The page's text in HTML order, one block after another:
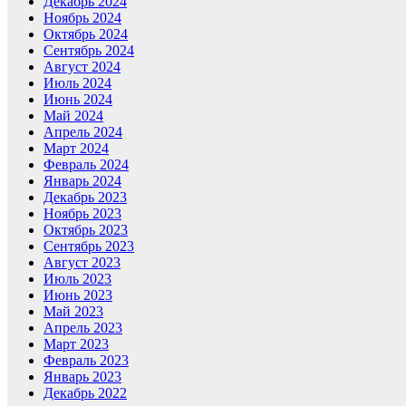
Ноябрь 2024
Октябрь 2024
Сентябрь 2024
Август 2024
Июль 2024
Июнь 2024
Май 2024
Апрель 2024
Март 2024
Февраль 2024
Январь 2024
Декабрь 2023
Ноябрь 2023
Октябрь 2023
Сентябрь 2023
Август 2023
Июль 2023
Июнь 2023
Май 2023
Апрель 2023
Март 2023
Февраль 2023
Январь 2023
Декабрь 2022